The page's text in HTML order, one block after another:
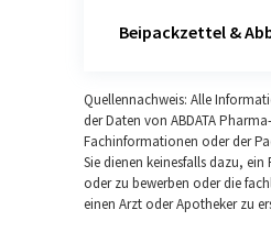
Beipackzettel &
Quellennachweis: Alle
der Daten von ABDATA
Fachinformationen oder der
Sie dienen keinesfalls dazu,
oder zu bewerben oder die
einen Arzt oder Apotheker zu